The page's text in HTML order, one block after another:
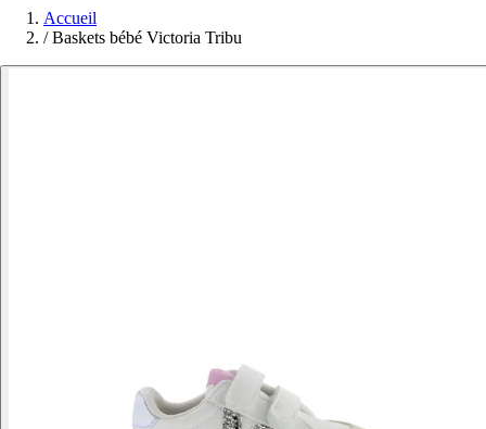
Accueil
/ Baskets bébé Victoria Tribu